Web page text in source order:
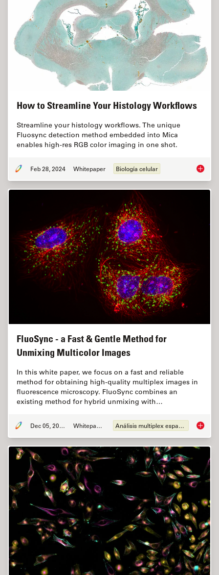
How to Streamline Your Histology Workflows
Streamline your histology workflows. The unique
Fluosync detection method embedded into Mica
enables high-res RGB color imaging in one shot.
Feb 28, 2024 Whitepaper Biología celular How to
FluoSync - a Fast & Gentle Method for
Unmixing Multicolor Images
In this white paper, we focus on a fast and reliable
method for obtaining high-quality multiplex images in
fluorescence microscopy. FluoSync combines an
existing method for hybrid unmixing with…
Dec 05, 2022 Whitepaper Análisis multiplex espacial